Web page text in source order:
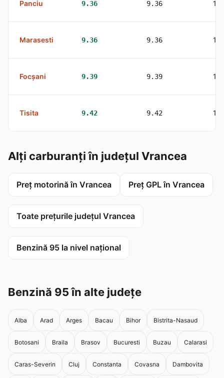
Panciu 9.36 9.36 1
Marasesti 9.36 9.36 1
Focşani 9.39 9.39 1
Tisita 9.42 9.42 1
Alți carburanți în județul Vrancea
Preț motorină în Vrancea Preț GPL în Vrancea
Toate prețurile județul Vrancea
Benzină 95 la nivel național
Benzină 95 în alte județe
Alba Arad Arges Bacau Bihor Bistrita-Nasaud
Botosani Braila Brasov Bucuresti Buzau Calarasi
Caras-Severin Cluj Constanta Covasna Dambovita